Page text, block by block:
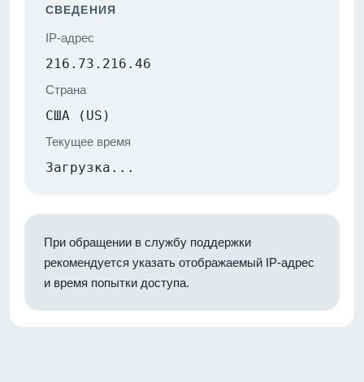
СВЕДЕНИЯ
IP-адрес
216.73.216.46
Страна
США (US)
Текущее время
Загрузка...
При обращении в службу поддержки
рекомендуется указать отображаемый IP-адрес
и время попытки доступа.